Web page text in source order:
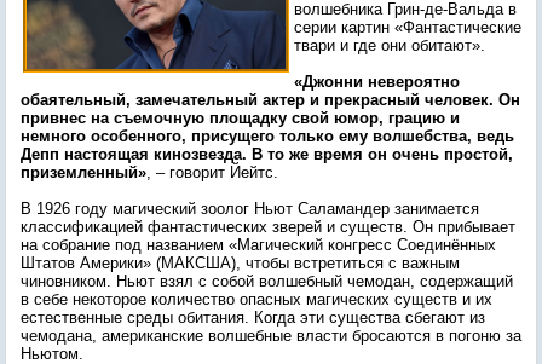
волшебника Грин-де-Вальда в
серии картин «Фантастические
твари и где они обитают».
«Джонни невероятно
обаятельный, замечательный актер и прекрасный человек. Он
привнес на съемочную площадку свой юмор, грацию и
немного особенного, присущего только ему волшебства, ведь
Депп настоящая кинозвезда. В то же время он очень простой,
приземленный», – говорит Йейтс.
В 1926 году магический зоолог Ньют Саламандер занимается
классификацией фантастических зверей и существ. Он прибывает
на собрание под названием «Магический конгресс Соединённых
Штатов Америки» (МАКСША), чтобы встретиться с важным
чиновником. Ньют взял с собой волшебный чемодан, содержащий
в себе некоторое количество опасных магических существ и их
естественные среды обитания. Когда эти существа сбегают из
чемодана, американские волшебные власти бросаются в погоню за
Ньютом.